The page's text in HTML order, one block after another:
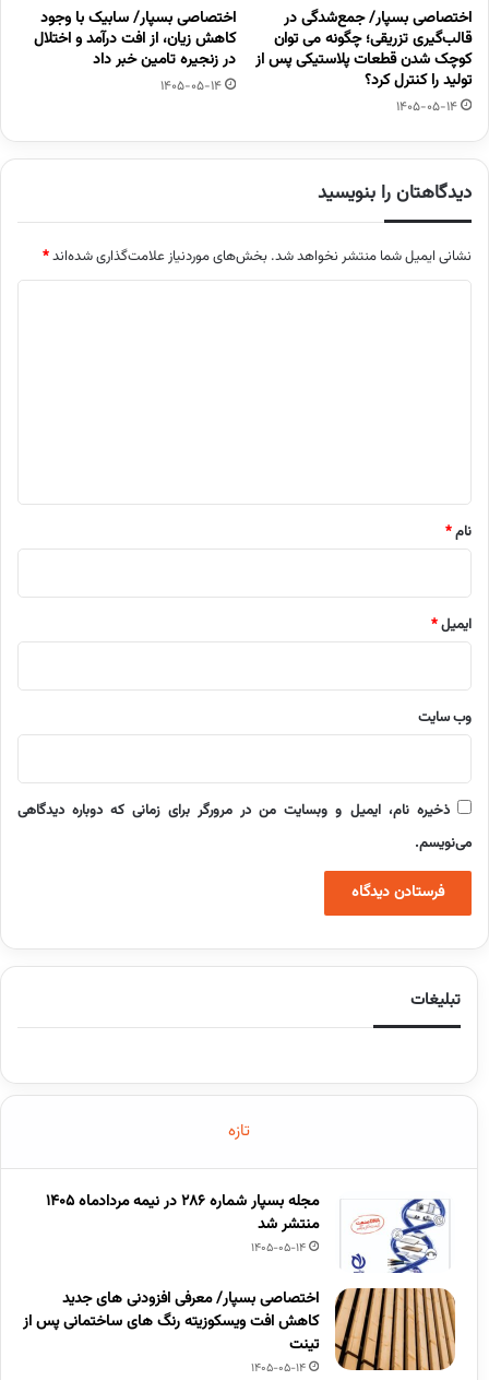
اختصاصی بسپار/ جمع‌شدگی در
قالب‌گیری تزریقی؛ چگونه می توان
کوچک شدن قطعات پلاستیکی پس از
تولید را کنترل کرد؟
1405-05-14
اختصاصی بسپار/ سابیک با وجود
کاهش زیان، از افت درآمد و اختلال
در زنجیره تامین خبر داد
1405-05-14
دیدگاهتان را بنویسید
نشانی ایمیل شما منتشر نخواهد شد. بخش‌های موردنیاز علامت‌گذاری شده‌اند*
نام*
ایمیل*
وب‌ سایت
ذخیره نام، ایمیل و وبسایت من در مرورگر برای زمانی که دوباره دیدگاهی
می‌نویسم.
تبلیغات
تازه
مجله بسپار شماره 286 در نیمه مردادماه 1405
منتشر شد
1405-05-14
اختصاصی بسپار/ معرفی افزودنی های جدید
کاهش افت ویسکوزیته رنگ های ساختمانی پس از
تینت
1405-05-14